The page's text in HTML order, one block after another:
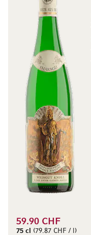
59.90 CHF
75 cl (79.87 CHF / l)